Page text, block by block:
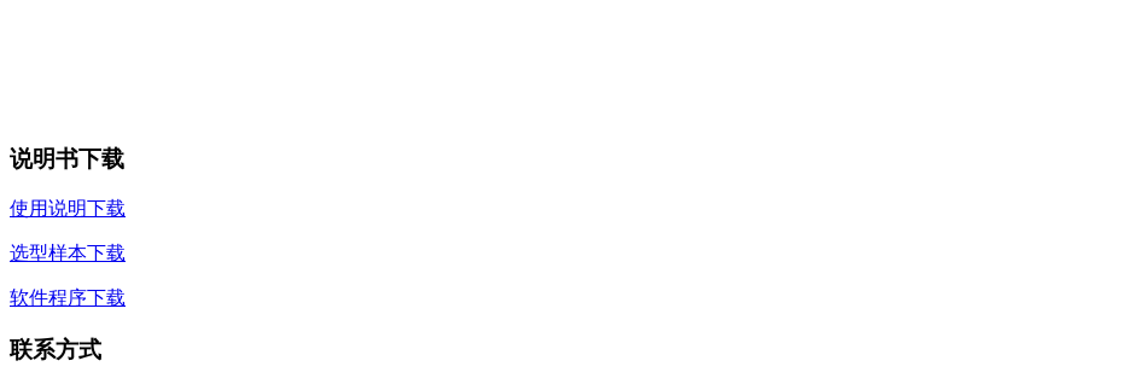
说明书下载
使用说明下载
选型样本下载
软件程序下载
联系方式